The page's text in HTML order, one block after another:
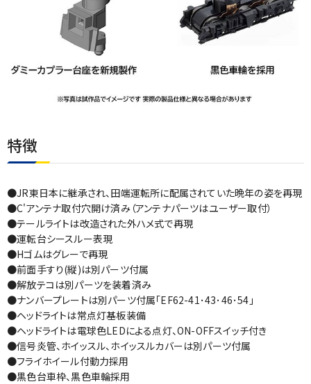
特徴
●JR東日本に継承され、田端運転所に配属されていた晩年の姿を再現
●C'アンテナ取付穴開け済み（アンテナパーツはユーザー取付）
●テールライトは改造された外ハメ式で再現
●運転台シースルー表現
●Hゴムはグレーで再現
●前面手すり(縦)は別パーツ付属
●解放テコは別パーツを装着済み
●ナンバープレートは別パーツ付属｢EF62-41･43･46･54｣
●ヘッドライトは常点灯基板装備
●ヘッドライトは電球色LEDによる点灯、ON-OFFスイッチ付き
●信号炎管、ホイッスル、ホイッスルカバーは別パーツ付属
●フライホイール付動力採用
●黒色台車枠、黒色車輪採用